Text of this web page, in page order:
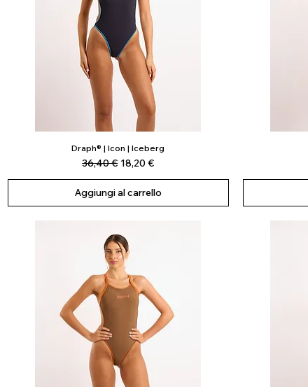
Vista rapida
Draph® | Icon | Iceberg
Prezzo regolare
36,40 € Prezzo scontato
18,20 €
Aggiungi al carrello